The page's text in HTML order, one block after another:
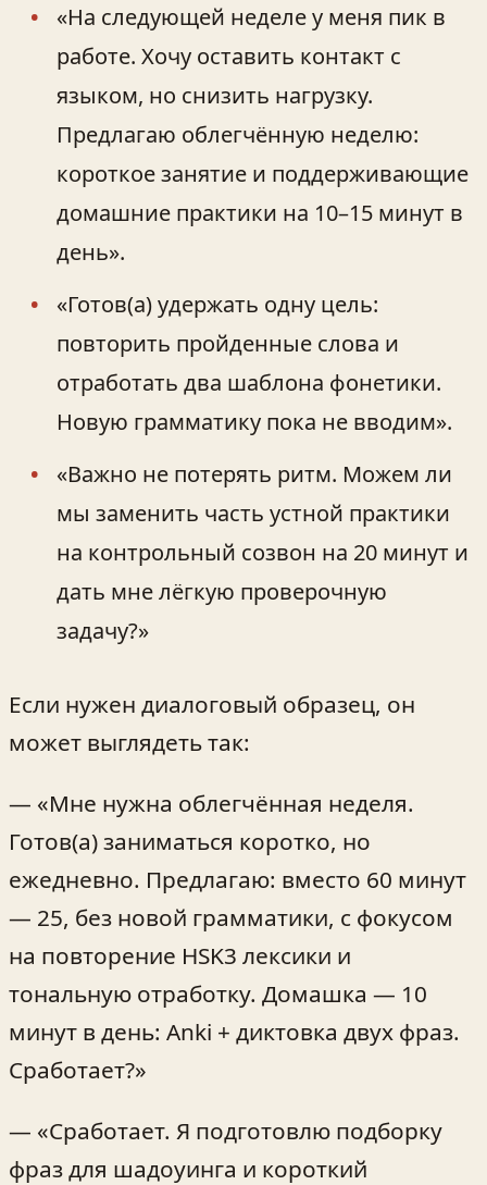
«На следующей неделе у меня пик в
работе. Хочу оставить контакт с
языком, но снизить нагрузку.
Предлагаю облегчённую неделю:
короткое занятие и поддерживающие
домашние практики на 10–15 минут в
день».
«Готов(а) удержать одну цель:
повторить пройденные слова и
отработать два шаблона фонетики.
Новую грамматику пока не вводим».
«Важно не потерять ритм. Можем ли
мы заменить часть устной практики
на контрольный созвон на 20 минут и
дать мне лёгкую проверочную
задачу?»
Если нужен диалоговый образец, он
может выглядеть так:
— «Мне нужна облегчённая неделя.
Готов(а) заниматься коротко, но
ежедневно. Предлагаю: вместо 60 минут
— 25, без новой грамматики, с фокусом
на повторение HSK3 лексики и
тональную отработку. Домашка — 10
минут в день: Anki + диктовка двух фраз.
Сработает?»
— «Сработает. Я подготовлю подборку
фраз для шадоуинга и короткий